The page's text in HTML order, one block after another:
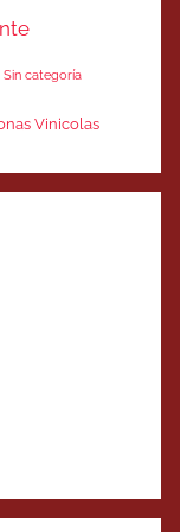
Sin categoría
Vinicolas